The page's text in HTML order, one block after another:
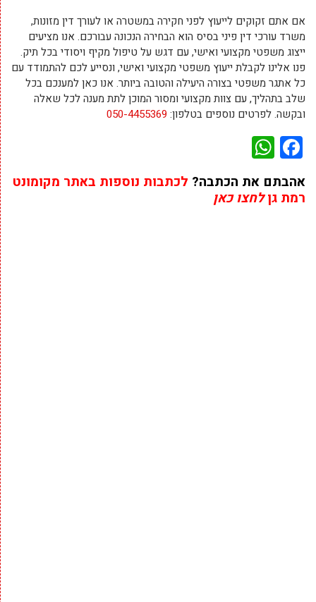
אם אתם זקוקים לייעוץ לפני חקירה במשטרה או לעורך דין מזונות,
משרד עורכי דין פיני בסיס הוא הבחירה הנכונה עבורכם. אנו מציעים
ייצוג משפטי מקצועי ואישי, עם דגש על טיפול מקיף ויסודי בכל תיק.
פנו אלינו לקבלת ייעוץ משפטי מקצועי ואישי, ונסייע לכם להתמודד עם
כל אתגר משפטי בצורה היעילה והטובה ביותר. אנו כאן למענכם בכל
שלב בתהליך, עם צוות מקצועי ומסור המוכן לתת מענה לכל שאלה
ובקשה. לפרטים נוספים בטלפון: 050-4455369
Facebook
אהבתם את הכתבה? לכתבות נוספות באתר מקומונט
רמת גןלחצו כאן